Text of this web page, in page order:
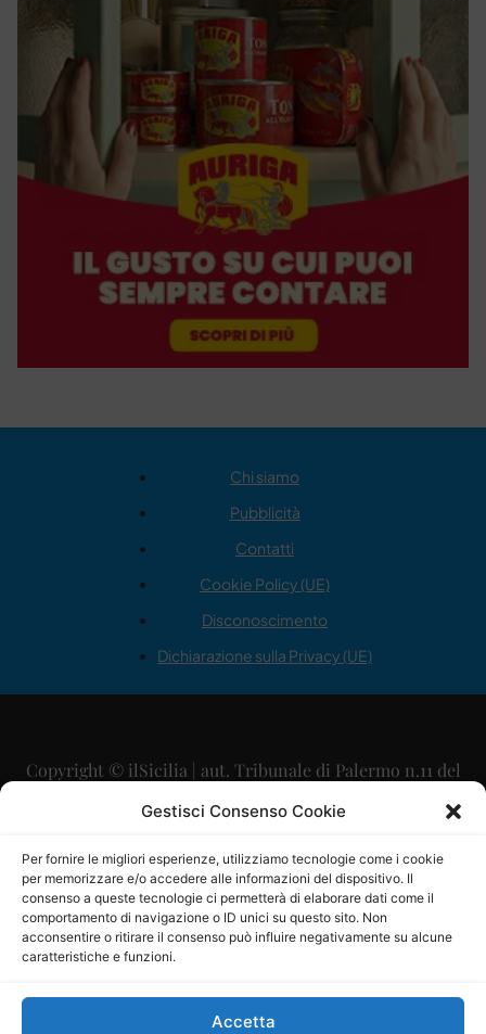
Gestisci Consenso Cookie
Per fornire le migliori esperienze, utilizziamo tecnologie come i cookie
per memorizzare e/o accedere alle informazioni del dispositivo. Il
consenso a queste tecnologie ci permetterà di elaborare dati come il
comportamento di navigazione o ID unici su questo sito. Non
acconsentire o ritirare il consenso può influire negativamente su alcune
caratteristiche e funzioni.
Accetta
Chi siamo
Pubblicità
Contatti
Cookie Policy (UE)
Disconoscimento
Dichiarazione sulla Privacy (UE)
Copyright © ilSicilia | aut. Tribunale di Palermo n.11 del
29/09/2015
Direttore Editoriale: Maurizio Scaglione
Direttore Responsabile: Maria Calabrese
P.IVA: 06334930820